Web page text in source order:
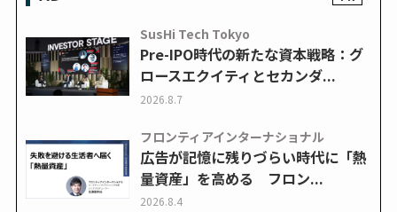
SusHi Tech Tokyo
Pre-IPO時代の新たな資本戦略：グ
ロースエクイティとセカンダ...
2026.8.7
フロンティアインターナショナル
広告が記憶に残りづらい時代に「熱
量資産」を高める フロン...
2026.8.4